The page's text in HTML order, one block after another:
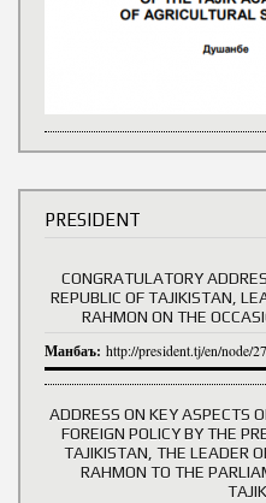
PRESIDENT
CONGRATULATORY
REPUBLIC OF TAJIKISTAN,
RAHMON ON THE
Манбаъ: http://president.tj/en/node/
ADDRESS ON KEY ASPECTS
FOREIGN POLICY BY THE
TAJIKISTAN, THE LEADER
RAHMON TO THE